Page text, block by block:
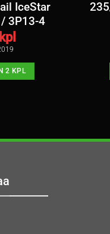
IceStar
3P13-4
2 KPL